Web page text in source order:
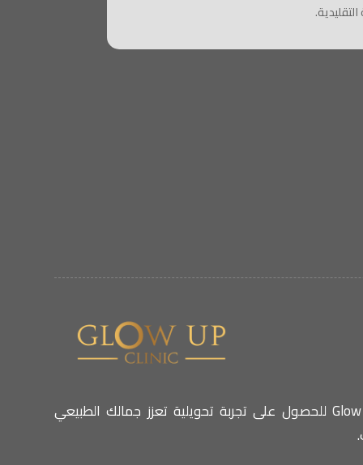
اختاري عيادة Glow Up للحصول على تجربة تحويلية تعزز جمالك الطبيعي